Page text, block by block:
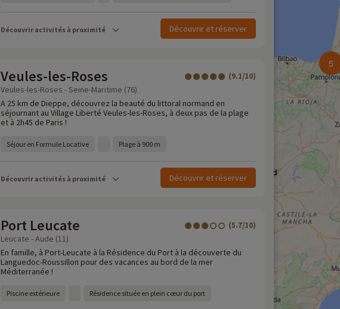
Découvrir activités à proximité Découvrir et réserver
Veules-les-Roses (9.1/10)
Veules-les-Roses - Seine-Maritime (76)
A 25 km de Dieppe, découvrez la beauté du littoral normand en
séjournant au Village Liberté Veules-les-Roses, à deux pas de la plage
et à 2h45 de Paris !
Séjour en Formule Locative Plage à 900 m
Découvrir activités à proximité Découvrir et réserver
Port Leucate (5.7/10)
Leucate - Aude (11)
En famille, à Port-Leucate à la Résidence du Port à la découverte du
Languedoc-Roussillon pour des vacances au bord de la mer
Méditerranée !
Piscine extérieure Résidence située en plein cœur du port
5